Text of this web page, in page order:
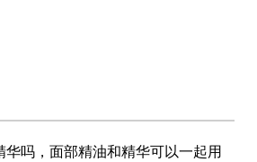
吗，面部精油和精华可以一起用